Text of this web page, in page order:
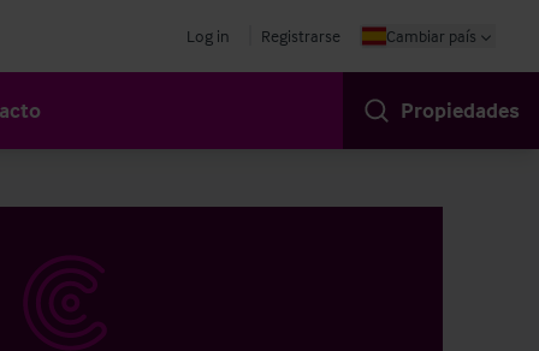
Log in Registrarse Cambiar país
Propiedades